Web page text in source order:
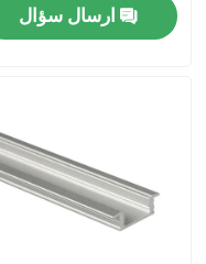
خانه
فیلم های
ارسال سؤال